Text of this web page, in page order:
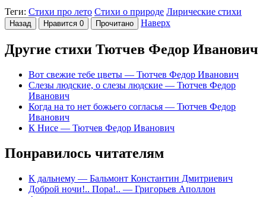
Теги: Стихи про лето Стихи о природе Лирические стихи
Назад Нравится 0 Прочитано Наверх
Другие стихи Тютчев Федор Иванович
Вот свежие тебе цветы — Тютчев Федор Иванович
Слезы людские, о слезы людские — Тютчев Федор
Иванович
Когда на то нет божьего согласья — Тютчев Федор
Иванович
К Нисе — Тютчев Федор Иванович
Понравилось читателям
К дальнему — Бальмонт Константин Дмитриевич
Доброй ночи!.. Пора!.. — Григорьев Аполлон